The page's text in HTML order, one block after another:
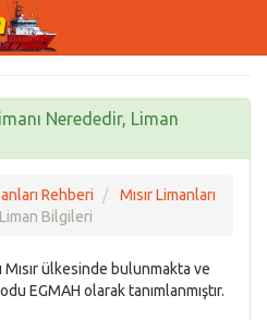
Nerededir, Liman
Rehberi
Mısır Limanları
Bilgileri
Mısır ülkesinde bulunmakta ve
EGMAH olarak tanımlanmıştır.